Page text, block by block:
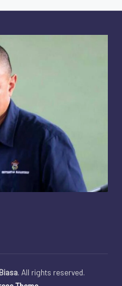
. All rights reserved.